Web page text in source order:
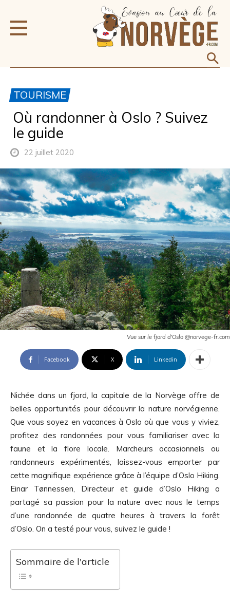
TOURISME
Où randonner à Oslo ? Suivez
le guide
22 juillet 2020
Vue sur le fjord d'Oslo @norvege-fr.com
Facebook X Linkedin
Nichée dans un fjord, la capitale de la Norvègeoffre de
belles opportunités pour découvrir la naturenorvégienne.
Que vous soyez en vacances à Oslo où que vous y viviez,
profitez desrandonnées pour vous familiariser avec la
faune et laflore locale. Marcheursoccasionnels ou
randonneurs expérimentés, laissez-vous emporter par
cette magnifique expérience grâce à l’équipe d’Oslo Hiking.
Einar Tønnessen, Directeur et guide d’Oslo Hiking a
partagé sa passion pour la nature avec nous le temps
d’une randonnée de quatre heures à travers la forêt
d’Oslo. On a testé pour vous, suivez le guide !
Sommaire de l'article